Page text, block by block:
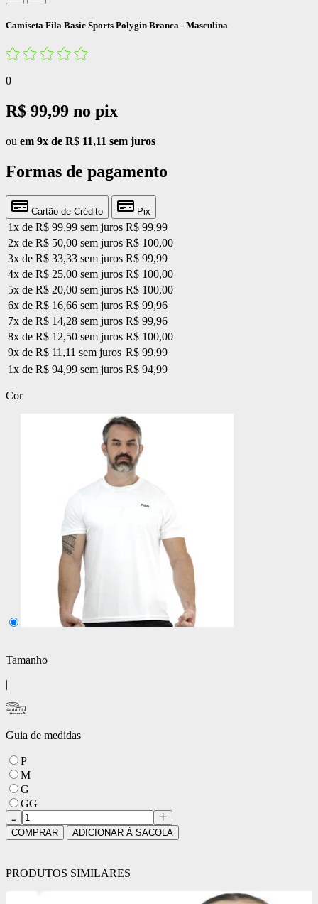
Camiseta Fila Basic Sports Polygin Branca - Masculina
0
R$ 99,99 no pix
ou em 9x de R$ 11,11 sem juros
Formas de pagamento
Cartão de Crédito Pix
1x de R$ 99,99 sem juros R$ 99,99
2x de R$ 50,00 sem juros R$ 100,00
3x de R$ 33,33 sem juros R$ 99,99
4x de R$ 25,00 sem juros R$ 100,00
5x de R$ 20,00 sem juros R$ 100,00
6x de R$ 16,66 sem juros R$ 99,96
7x de R$ 14,28 sem juros R$ 99,96
8x de R$ 12,50 sem juros R$ 100,00
9x de R$ 11,11 sem juros R$ 99,99
1x de R$ 94,99 sem juros R$ 94,99
Cor
Tamanho
|
Guia de medidas
P
M
G
GG
COMPRAR ADICIONAR À SACOLA
PRODUTOS SIMILARES